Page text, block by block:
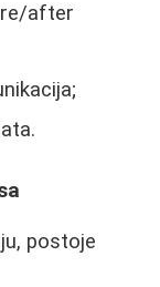
after
postoje